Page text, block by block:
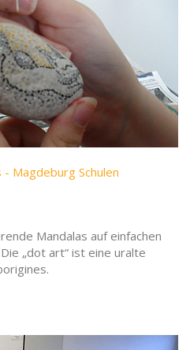
- Magdeburg Schulen
Mandalas auf einfachen
„dot art“ ist eine uralte